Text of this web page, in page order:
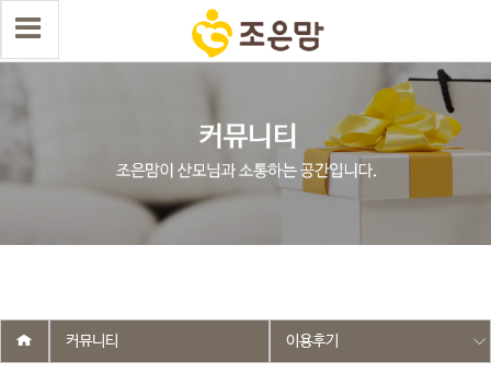
select wr_id, wr_subject from g5_write_m05_04 where wr_is_comment
= 0 and wr_datetime <= '2025-09-30 21:30:48' and wr_id <> '2623'
order by wr_datetime desc limit 1 asdasf
커뮤니티 이용후기